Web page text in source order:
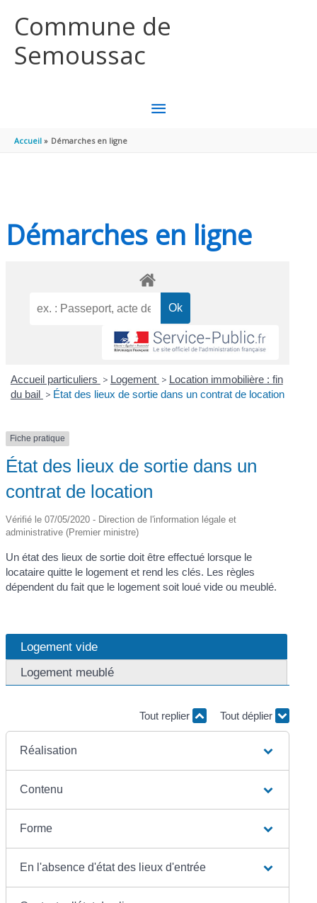
Commune de
Semoussac
MENU
Accueil Démarches en ligne
Démarches en ligne
Accueil particuliers > Logement > Location immobilière : fin
du bail > État des lieux de sortie dans un contrat de location
Fiche pratique
État des lieux de sortie dans un
contrat de location
Vérifié le 07/05/2020 - Direction de l'information légale et
administrative (Premier ministre)
Un état des lieux de sortie doit être effectué lorsque le
locataire quitte le logement et rend les clés. Les règles
dépendent du fait que le logement soit loué vide ou meublé.
Logement vide
Logement meublé
Tout replier Tout déplier
Réalisation
Contenu
Forme
En l'absence d'état des lieux d'entrée